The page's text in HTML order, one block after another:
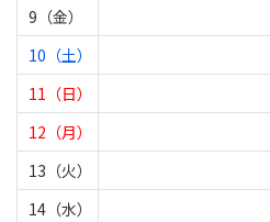
9（金）
10（土）
11（日）
12（月）
13（火）
14（水）